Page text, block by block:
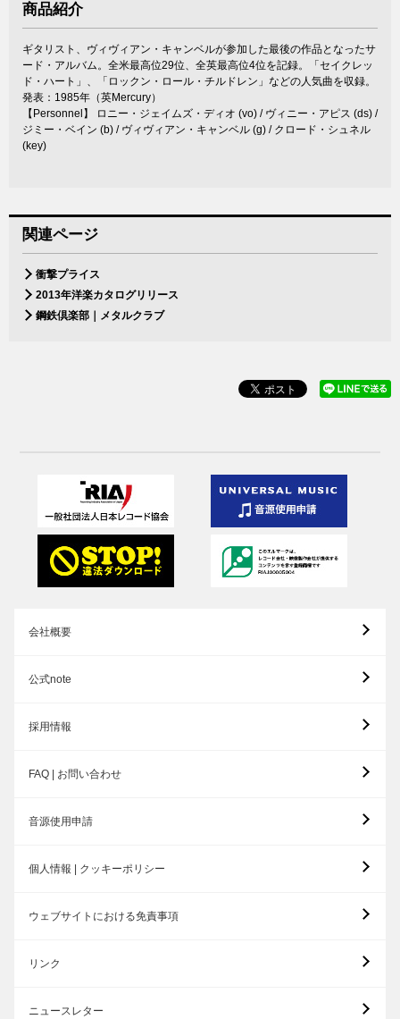
商品紹介
ギタリスト、ヴィヴィアン・キャンベルが参加した最後の作品となったサ
ード・アルバム。全米最高位29位、全英最高位4位を記録。「セイクレッ
ド・ハート」、「ロックン・ロール・チルドレン」などの人気曲を収録。
発表：1985年（英Mercury）
【Personnel】 ロニー・ジェイムズ・ディオ (vo) / ヴィニー・アピス (ds) /
ジミー・ベイン (b) / ヴィヴィアン・キャンベル (g) / クロード・シュネル
(key)
関連ページ
衝撃プライス
2013年洋楽カタログリリース
鋼鉄倶楽部｜メタルクラブ
会社概要
公式note
採用情報
FAQ | お問い合わせ
音源使用申請
個人情報 | クッキーポリシー
ウェブサイトにおける免責事項
リンク
ニュースレター